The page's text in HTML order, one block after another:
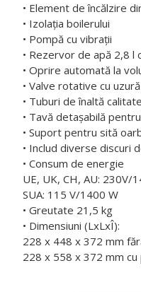
• Element de încălzire
• Izolația boilerului
• Pompă cu vibrații
• Rezervor de apă 2,8
• Oprire automată la
• Valve rotative cu
• Tuburi de înaltă
• Tavă detașabilă
• Suport pentru sită
• Includ diverse discuri
• Consum de energie
UE, UK, CH, AU: 230V/
SUA: 115 V/1400 W
• Greutate 21,5 kg
• Dimensiuni (LxLxÎ):
228 x 448 x 372 mm
228 x 558 x 372 mm